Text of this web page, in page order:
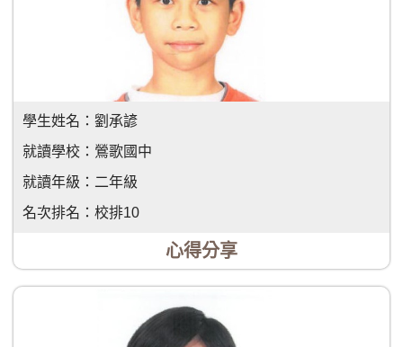
學生姓名： 劉承諺
就讀學校： 鶯歌國中
就讀年級： 二年級
名次排名： 校排10
心得分享